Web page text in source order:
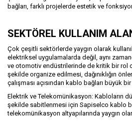
bağları, farklı projelerde estetik ve
SEKTÖREL KULLANIM
Çok çeşitli sektörlerde yaygın olarak
elektriksel uygulamalarda değil, aynı
ve otomotiv endüstrilerinde de kritik bir rol
şekilde organize edilmesi, dağınıklığın
çalışması açısından kablo bağları büyük
Elektrik ve Telekomünikasyon: Kabloların
şekilde sabitlenmesi için Sapiselco kablo
telekomünikasyon altyapılarında yaygın